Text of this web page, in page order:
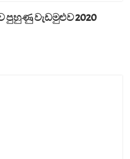
වැඩමුළුව 2020